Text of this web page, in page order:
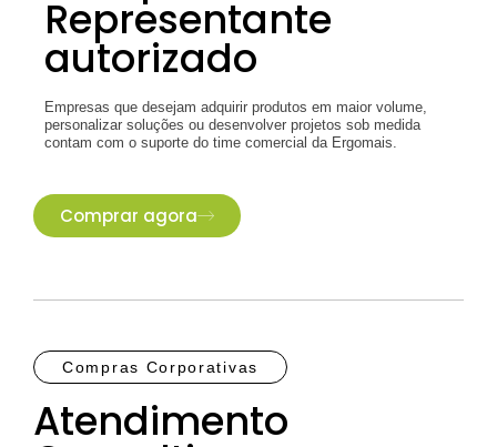
Empresas que desejam adquirir produtos em maior volume,
personalizar soluções ou desenvolver projetos sob medida
contam com o suporte do time comercial da Ergomais.
Representante
autorizado
Comprar agora
Atendimento
Compras Corporativas